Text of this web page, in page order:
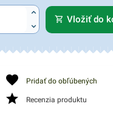
Vložiť do
Pridať do obľúbených
Recenzia produktu